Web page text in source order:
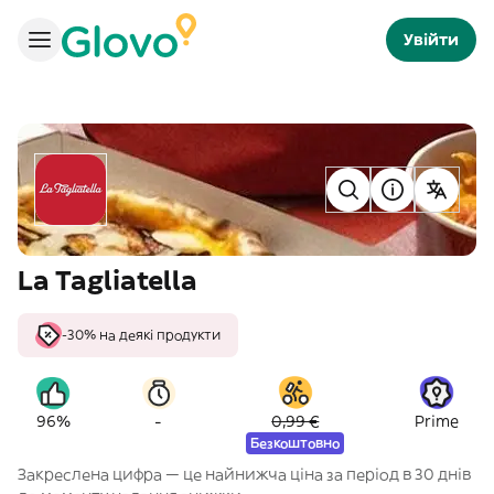
Увійти
La Tagliatella
-30% на деякі продукти
96% - 0,99 €
Безкоштовно
Prime
Закреслена цифра — це найнижча ціна за період в 30 днів